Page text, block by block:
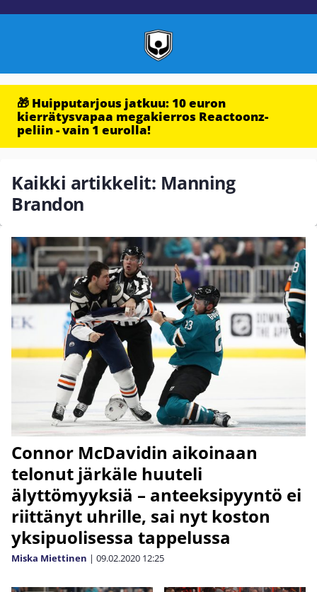
🎁 Huipputarjous jatkuu: 10 euron
kierrätysvapaa megakierros Reactoonz-
peliin - vain 1 eurolla!
Kaikki artikkelit: Manning
Brandon
Connor McDavidin aikoinaan
telonut järkäle huuteli
älyttömyyksiä – anteeksipyyntö ei
riittänyt uhrille, sai nyt koston
yksipuolisessa tappelussa
Miska Miettinen | 09.02.2020 12:25